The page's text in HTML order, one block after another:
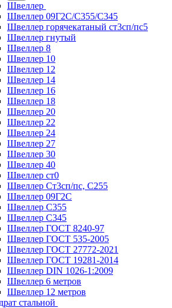
Швеллер
Швеллер 09Г2С/С355/С345
Швеллер горячекатаный ст3сп/пс5
Швеллер гнутый
Швеллер 8
Швеллер 10
Швеллер 12
Швеллер 14
Швеллер 16
Швеллер 18
Швеллер 20
Швеллер 22
Швеллер 24
Швеллер 27
Швеллер 30
Швеллер 40
Швеллер ст0
Швеллер Ст3сп/пс, С255
Швеллер 09Г2С
Швеллер С355
Швеллер С345
Швеллер ГОСТ 8240-97
Швеллер ГОСТ 535-2005
Швеллер ГОСТ 27772-2021
Швеллер ГОСТ 19281-2014
Швеллер DIN 1026-1:2009
Швеллер 6 метров
Швеллер 12 метров
стальной